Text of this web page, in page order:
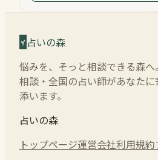
占いの森
悩みを、そっと相談できる森へ
相談・全国の占い師があなたに
添います。
占いの森
トップページ運営会社利用規約